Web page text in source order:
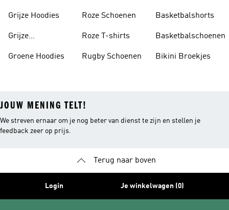
Grijze Hoodies
Grijze
Groene Hoodies
Roze Schoenen
Roze T-shirts
Rugby Schoenen
Basketbalshorts
Basketbalschoenen
Bikini Broekjes
JOUW MENING TELT!
We streven ernaar om je nog beter van dienst te zijn en stellen je
feedback zeer op prijs.
Terug naar boven
Login Je winkelwagen (0)